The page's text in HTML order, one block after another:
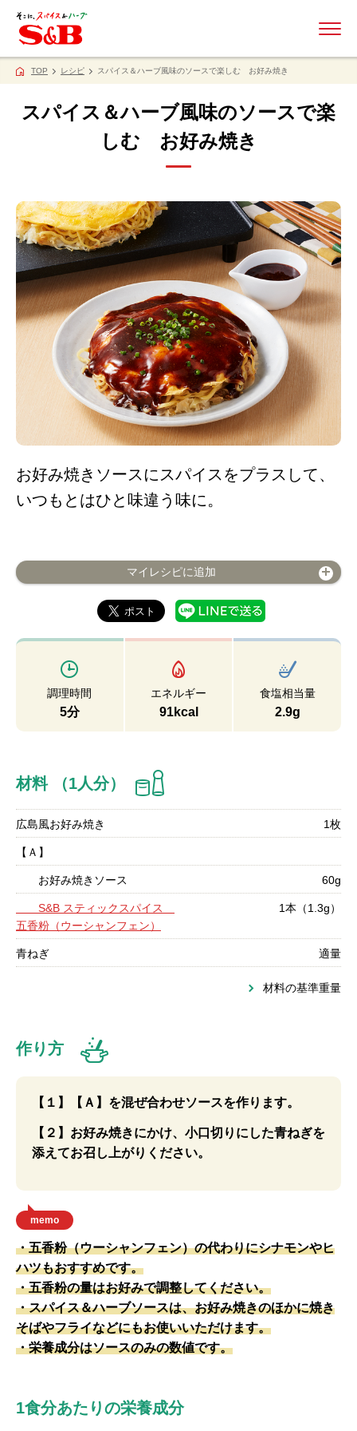
TOP レシピ スパイス＆ハーブ風味のソースで楽しむ お好み焼き
スパイス＆ハーブ風味のソースで楽
しむ お好み焼き
お好み焼きソースにスパイスをプラスして、
いつもとはひと味違う味に。
マイレシピに追加
調理時間
5分
エネルギー
91kcal
食塩相当量
2.9g
材料 （1人分）
広島風お好み焼き 1枚
【Ａ】
お好み焼きソース 60g
S&B スティックスパイス
五香粉（ウーシャンフェン）
1本（1.3g）
青ねぎ 適量
材料の基準重量
作り方
【１】【Ａ】を混ぜ合わせソースを作ります。
【２】お好み焼きにかけ、小口切りにした青ねぎを
添えてお召し上がりください。
memo
・五香粉（ウーシャンフェン）の代わりにシナモンやヒ
ハツもおすすめです。
・五香粉の量はお好みで調整してください。
・スパイス＆ハーブソースは、お好み焼きのほかに焼き
そばやフライなどにもお使いいただけます。
・栄養成分はソースのみの数値です。
1食分あたりの栄養成分